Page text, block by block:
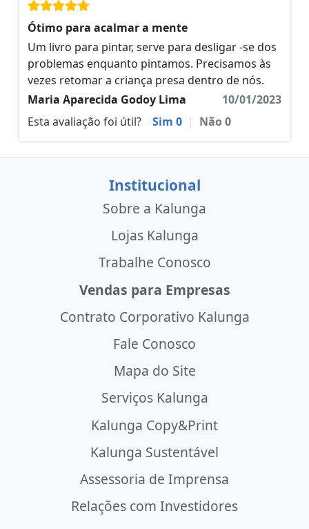
Ótimo para acalmar a mente
Um livro para pintar, serve para desligar -se dos
problemas enquanto pintamos. Precisamos às
vezes retomar a criança presa dentro de nós.
Maria Aparecida Godoy Lima
10/01/2023
Esta avaliação foi útil?
Sim 0 | Não0
Institucional
Sobre a Kalunga
Lojas Kalunga
Trabalhe Conosco
Vendas para Empresas
Contrato Corporativo Kalunga
Fale Conosco
Mapa do Site
Serviços Kalunga
Kalunga Copy&Print
Kalunga Sustentável
Assessoria de Imprensa
Relações com Investidores